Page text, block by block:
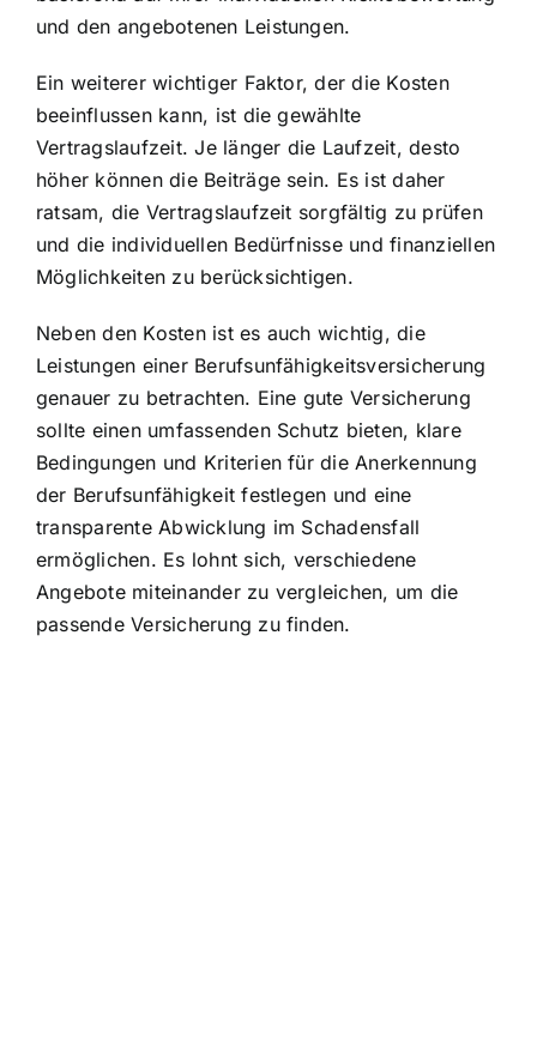
und den angebotenen Leistungen.
Ein weiterer wichtiger Faktor, der die Kosten
beeinflussen kann, ist die gewählte
Vertragslaufzeit. Je länger die Laufzeit, desto
höher können die Beiträge sein. Es ist daher
ratsam, die Vertragslaufzeit sorgfältig zu prüfen
und die individuellen Bedürfnisse und finanziellen
Möglichkeiten zu berücksichtigen.
Neben den Kosten ist es auch wichtig, die
Leistungen einer Berufsunfähigkeitsversicherung
genauer zu betrachten. Eine gute Versicherung
sollte einen umfassenden Schutz bieten, klare
Bedingungen und Kriterien für die Anerkennung
der Berufsunfähigkeit festlegen und eine
transparente Abwicklung im Schadensfall
ermöglichen. Es lohnt sich, verschiedene
Angebote miteinander zu vergleichen, um die
passende Versicherung zu finden.